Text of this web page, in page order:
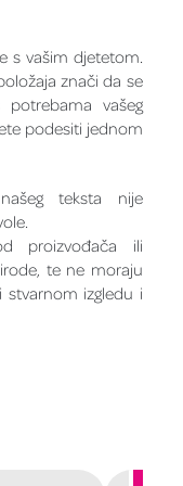
s vašim djetetom.
znači da se
vašeg
podesiti jednom
teksta nije
proizvođača ili
te ne moraju
izgledu i